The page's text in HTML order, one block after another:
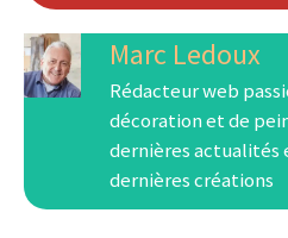
Marc Ledoux
Rédacteur web
décoration et de
dernières actualités
dernières créations